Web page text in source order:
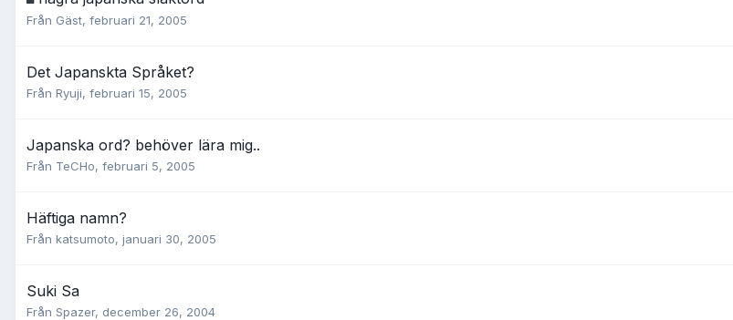
Från Gäst, februari 21, 2005
Det Japanskta Språket?
Från Ryuji, februari 15, 2005
Japanska ord? behöver lära mig..
Från TeCHo, februari 5, 2005
Häftiga namn?
Från katsumoto, januari 30, 2005
Suki Sa
Från Spazer, december 26, 2004